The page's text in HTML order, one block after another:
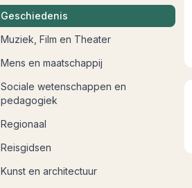
Geschiedenis
Muziek, Film en Theater
Mens en maatschappij
Sociale wetenschappen en
pedagogiek
Regionaal
Reisgidsen
Kunst en architectuur